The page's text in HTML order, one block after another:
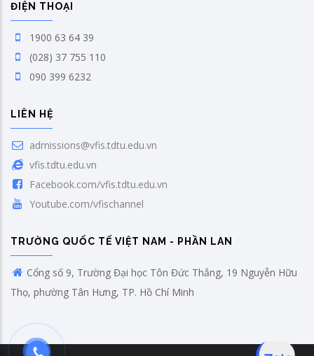
ĐIỆN THOẠI
1900 63 64 39
(028) 37 755 110
090 399 6232
LIÊN HỆ
admissions@vfis.tdtu.edu.vn
vfis.tdtu.edu.vn
Facebook.com/vfis.tdtu.edu.vn
Youtube.com/vfischannel
TRƯỜNG QUỐC TẾ VIỆT NAM - PHẦN LAN
Cổng số 9, Trường Đại học Tôn Đức Thắng, 19 Nguyễn Hữu
Thọ, phường Tân Hưng, TP. Hồ Chí Minh